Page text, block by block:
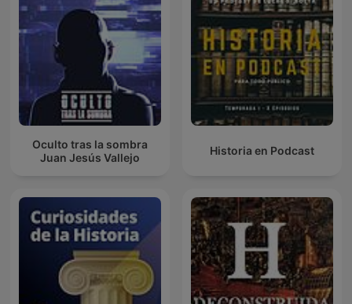
Oculto tras la sombra
Juan Jesús Vallejo
Historia en Podcast